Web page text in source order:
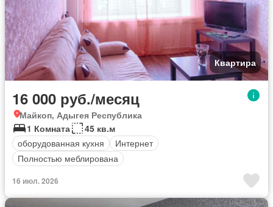
Квартира
16 000 руб./месяц
Майкоп, Адыгея Республика
1 Комната
45 кв.м
оборудованная кухня
Интернет
Полностью меблирована
16 июл. 2026